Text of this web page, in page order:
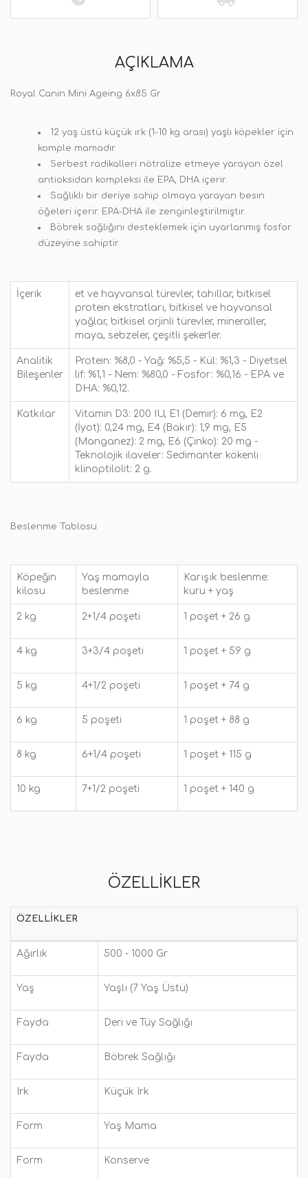
AÇIKLAMA
Royal Canin Mini Ageing 6x85 Gr
12 yaş üstü küçük ırk (1-10 kg arası) yaşlı köpekler için
komple mamadır.
Serbest radikalleri nötralize etmeye yarayan özel
antioksidan kompleksi ile EPA, DHA içerir.
Sağlıklı bir deriye sahip olmaya yarayan besin
öğeleri içerir. EPA-DHA ile zenginleştirilmiştir.
Böbrek sağlığını desteklemek için uyarlanmış fosfor
düzeyine sahiptir.
İçerik
et ve hayvansal türevler, tahıllar, bitkisel
protein ekstratları, bitkisel ve hayvansal
yağlar, bitkisel orjinli türevler, mineraller,
maya, sebzeler, çeşitli şekerler.
Analitik
Bileşenler
Protein: %8,0 - Yağ: %5,5 - Kül: %1,3 - Diyetsel
lif: %1,1 - Nem: %80,0 - Fosfor: %0,16 - EPA ve
DHA: %0,12.
Katkılar
Vitamin D3: 200 IU, E1 (Demir): 6 mg, E2
(İyot): 0,24 mg, E4 (Bakır): 1,9 mg, E5
(Manganez): 2 mg, E6 (Çinko): 20 mg -
Teknolojik ilaveler: Sedimanter kökenli
klinoptilolit: 2 g.
Beslenme Tablosu
Köpeğin
kilosu
Yaş mamayla
beslenme
Karışık beslenme:
kuru + yaş
2 kg 2+1/4 poşeti 1 poşet + 26 g
4 kg 3+3/4 poşeti 1 poşet + 59 g
5 kg 4+1/2 poşeti 1 poşet + 74 g
6 kg 5 poşeti 1 poşet + 88 g
8 kg 6+1/4 poşeti 1 poşet + 115 g
10 kg 7+1/2 poşeti 1 poşet + 140 g
ÖZELLIKLER
ÖZELLIKLER
Ağırlık 500 - 1000 Gr
Yaş Yaşlı (7 Yaş Üstü)
Fayda Deri ve Tüy Sağlığı
Fayda Böbrek Sağlığı
Irk Küçük Irk
Form Yaş Mama
Form Konserve